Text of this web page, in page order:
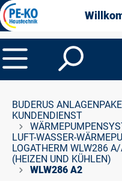
springen
BUDERUS
KUNDENDIENST
LUFT-WASSER-
LOGATHERM WLW286 A/
HEIZEN UND KÜHLEN)
WLW286 A2